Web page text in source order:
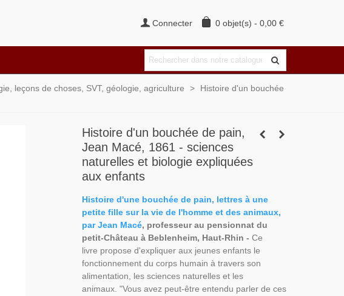
Connecter 0 objet(s) - 0,00 €
leçons de choses, SVT, géologie, agriculture >
Histoire d'un bouchée
Histoire d'un bouchée de pain,
Jean Macé, 1861 - sciences
naturelles et biologie expliquées
aux enfants
Histoire d'une bouchée de pain, lettres à une
petite fille sur la vie de l'homme et des animaux,
par Jean Macé, professeur au pensionnat du
petit-Château à Beblenheim, Haut-Rhin - Ce
livre propose d'expliquer aux jeunes enfants le
fonctionnement du corps humain à travers son
alimentation, les sciences naturelles et les
animaux. "Vous avez peut-être entendu parler de ces